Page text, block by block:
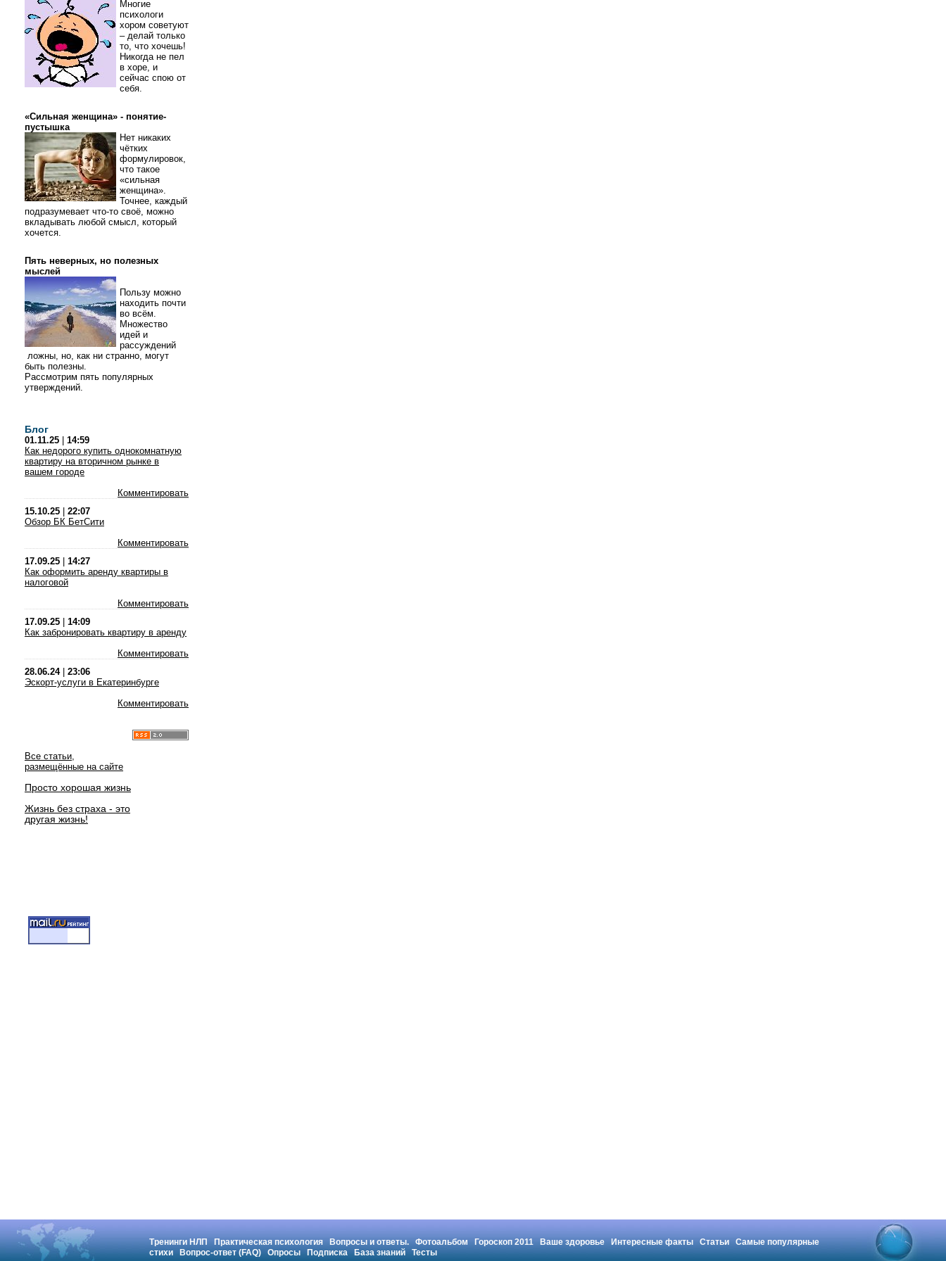
Многие
психологи
хором советуют
– делай только
то, что хочешь!
Никогда не пел
в хоре, и
сейчас спою от
себя.
«Сильная женщина» - понятие-
пустышка
Нет никаких
чётких
формулировок,
что такое
«сильная
женщина».
Точнее, каждый
подразумевает что-то своё, можно
вкладывать любой смысл, который
хочется.
Пять неверных, но полезных
мыслей
Пользу можно
находить почти
во всём.
Множество
идей и
рассуждений
ложны, но, как ни странно, могут
быть полезны.
Рассмотрим пять популярных
утверждений.
Блог
01.11.25
14:59
Как недорого купить однокомнатную
квартиру на вторичном рынке в
вашем городе
Комментировать
15.10.25
22:07
Обзор БК БетСити
Комментировать
17.09.25
14:27
Как оформить аренду квартиры в
налоговой
Комментировать
17.09.25
14:09
Как забронировать квартиру в аренду
Комментировать
28.06.24| 23:06
Эскорт-услуги в Екатеринбурге
Комментировать
Все статьи,
размещённые на сайте
Просто хорошая жизнь
Жизнь без страха - это
другая жизнь!
Тренинги НЛП Практическая психология Вопросы и ответы. Фотоальбом Гороскоп 2011 Ваше здоровье Интересные факты Статьи
Самые популярные
стихи
Вопрос-ответ (FAQ) Опросы Подписка База знаний Тесты